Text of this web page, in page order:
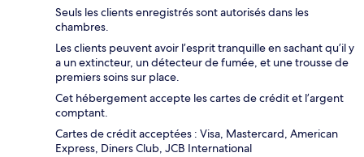
Seuls les clients enregistrés sont autorisés dans les
chambres.
Les clients peuvent avoir l’esprit tranquille en sachant qu’il y
a un extincteur, un détecteur de fumée, et une trousse de
premiers soins sur place.
Cet hébergement accepte les cartes de crédit et l’argent
comptant.
Cartes de crédit acceptées : Visa, Mastercard, American
Express, Diners Club, JCB International